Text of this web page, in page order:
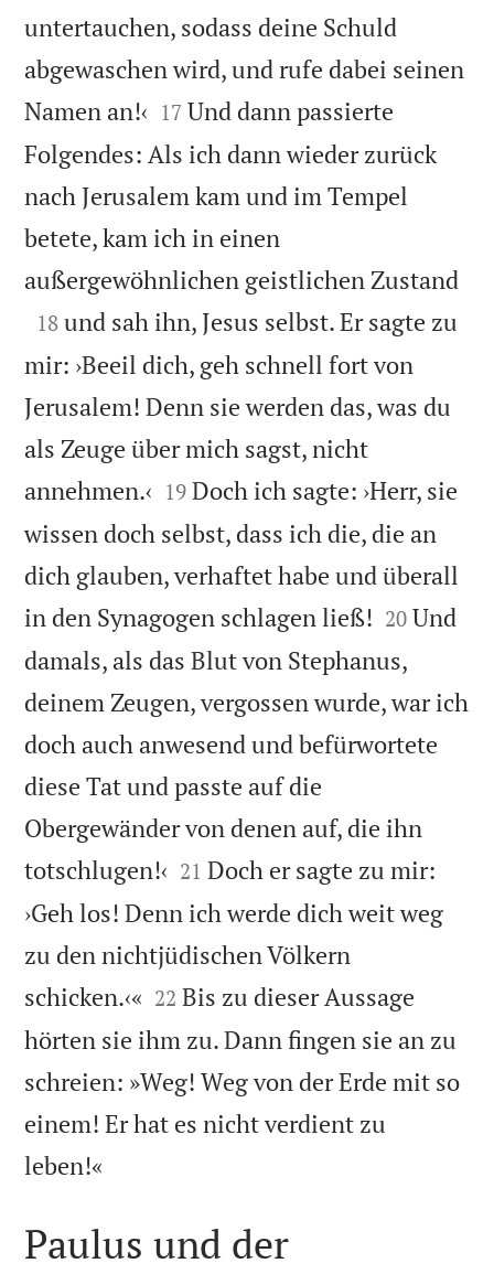
untertauchen, sodass deine Schuld
abgewaschen wird, und rufe dabei seinen
Namen an!‹ 

17 Und dann passierte
Folgendes: Als ich dann wieder zurück
nach Jerusalem kam und im Tempel
betete, kam ich in einen
außergewöhnlichen geistlichen Zustand

18 und sah ihn, Jesus selbst. Er sagte zu
mir: ›Beeil dich, geh schnell fort von
Jerusalem! Denn sie werden das, was du
als Zeuge über mich sagst, nicht
annehmen.‹ 

19 Doch ich sagte: ›Herr, sie
wissen doch selbst, dass ich die, die an
dich glauben, verhaftet habe und überall
in den Synagogen schlagen ließ! 

20 Und
damals, als das Blut von Stephanus,
deinem Zeugen, vergossen wurde, war ich
doch auch anwesend und befürwortete
diese Tat und passte auf die
Obergewänder von denen auf, die ihn
totschlugen!‹ 

21 Doch er sagte zu mir:
›Geh los! Denn ich werde dich weit weg
zu den nichtjüdischen Völkern
schicken.‹« 

22 Bis zu dieser Aussage
hörten sie ihm zu. Dann fingen sie an zu
schreien: »Weg! Weg von der Erde mit so
einem! Er hat es nicht verdient zu
leben!«
Paulus und der